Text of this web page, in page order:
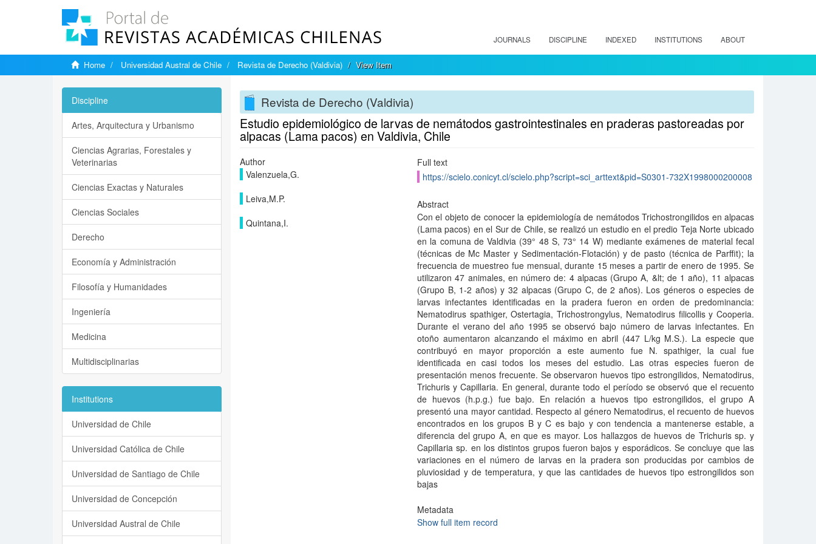
JOURNALS DISCIPLINE INDEXED INSTITUTIONS ABOUT
Home Universidad Austral de Chile Revista de Derecho (Valdivia) View Item
Revista de Derecho (Valdivia)
Estudio epidemiológico de larvas de nemátodos gastrointestinales en praderas pastoreadas por
alpacas (Lama pacos) en Valdivia, Chile
Author
Valenzuela,G.
Leiva,M.P.
Quintana,I.
Full text
https://scielo.conicyt.cl/scielo.php?script=sci_arttext&pid=S0301-732X1998000200008
Abstract
Con el objeto de conocer la epidemiología de nemátodos Trichostrongilidos en alpacas
(Lama pacos) en el Sur de Chile, se realizó un estudio en el predio Teja Norte ubicado
en la comuna de Valdivia (39° 48 S, 73° 14 W) mediante exámenes de material fecal
(técnicas de Mc Master y Sedimentación-Flotación) y de pasto (técnica de Parffit); la
frecuencia de muestreo fue mensual, durante 15 meses a partir de enero de 1995. Se
utilizaron 47 animales, en número de: 4 alpacas (Grupo A, &lt; de 1 año), 11 alpacas
(Grupo B, 1-2 años) y 32 alpacas (Grupo C, de 2 años). Los géneros o especies de
larvas infectantes identificadas en la pradera fueron en orden de predominancia:
Nematodirus spathiger, Ostertagia, Trichostrongylus, Nematodirus filicollis y Cooperia.
Durante el verano del año 1995 se observó bajo número de larvas infectantes. En
otoño aumentaron alcanzando el máximo en abril (447 L/kg M.S.). La especie que
contribuyó en mayor proporción a este aumento fue N. spathiger, la cual fue
identificada en casi todos los meses del estudio. Las otras especies fueron de
presentación menos frecuente. Se observaron huevos tipo estrongilidos, Nematodirus,
Trichuris y Capillaria. En general, durante todo el período se observó que el recuento
de huevos (h.p.g.) fue bajo. En relación a huevos tipo estrongilidos, el grupo A
presentó una mayor cantidad. Respecto al género Nematodirus, el recuento de huevos
encontrados en los grupos B y C es bajo y con tendencia a mantenerse estable, a
diferencia del grupo A, en que es mayor. Los hallazgos de huevos de Trichuris sp. y
Capillaria sp. en los distintos grupos fueron bajos y esporádicos. Se concluye que las
variaciones en el número de larvas en la pradera son producidas por cambios de
pluviosidad y de temperatura, y que las cantidades de huevos tipo estrongilidos son
bajas
Metadata
Show full item record
Discipline
Artes, Arquitectura y Urbanismo
Ciencias Agrarias, Forestales y
Veterinarias
Ciencias Exactas y Naturales
Ciencias Sociales
Derecho
Economía y Administración
Filosofía y Humanidades
Ingeniería
Medicina
Multidisciplinarias
Institutions
Universidad de Chile
Universidad Católica de Chile
Universidad de Santiago de Chile
Universidad de Concepción
Universidad Austral de Chile